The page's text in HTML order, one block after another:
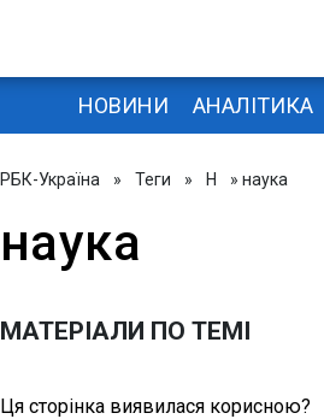
НОВИНИ АНАЛІТИКА
РБК-Україна » Теги » Н » наука
наука
МАТЕРІАЛИ ПО ТЕМІ
Ця сторінка виявилася корисною?